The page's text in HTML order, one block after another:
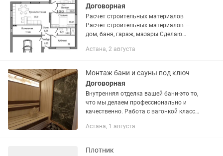
Договорная
Расчет строительных материалов
Расчет строительных материалов —
дом, баня, гараж, мазары Сделаю
строительных материалов для
все —...
Астана, 2 августа
Монтаж бани и сауны под ключ
Договорная
Внутренняя отделка вашей бани-это то,
что мы делаем профессионально и
качественно. Работа с вагонкой класса
высококачественный материал. Весь
Астана, 1 августа
Плотник